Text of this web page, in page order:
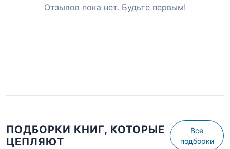
Отзывов пока нет. Будьте первым!
ПОДБОРКИ КНИГ, КОТОРЫЕ
ЦЕПЛЯЮТ
Все
подборки